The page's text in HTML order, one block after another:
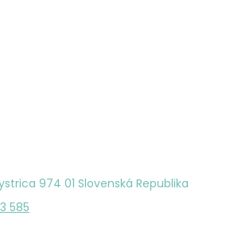
974 01 Slovenská Republika
585